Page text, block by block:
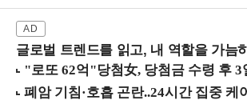
글로벌 트렌드를 읽고, 내 역할을 가늠하는 소수정예 실습 워크